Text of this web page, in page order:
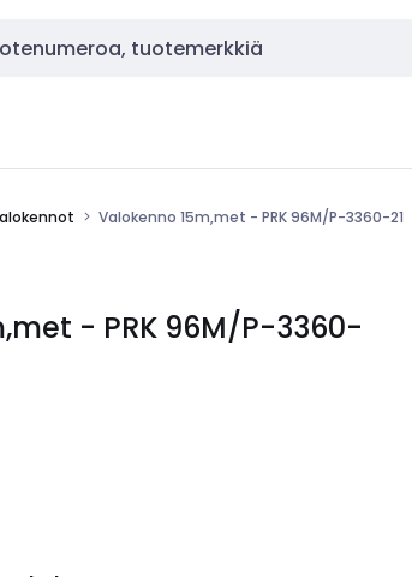
Valokenno 15m,met - PRK 96M/P-3360-21
- PRK 96M/P-3360-